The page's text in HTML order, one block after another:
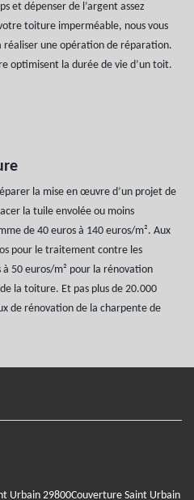
et dépenser de l’argent assez
toiture imperméable, nous vous
réaliser une opération de réparation.
optimisent la durée de vie d’un toit.
la mise en œuvre d’un projet de
la tuile envolée ou moins
de 40 euros à 140 euros/m². Aux
pour le traitement contre les
50 euros/m² pour la rénovation
la toiture. Et pas plus de 20.000
de rénovation de la charpente de
Urbain 29800Couverture Saint Urbain